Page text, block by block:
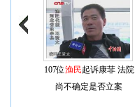
107位渔民起诉康菲 法院
尚不确定是否立案